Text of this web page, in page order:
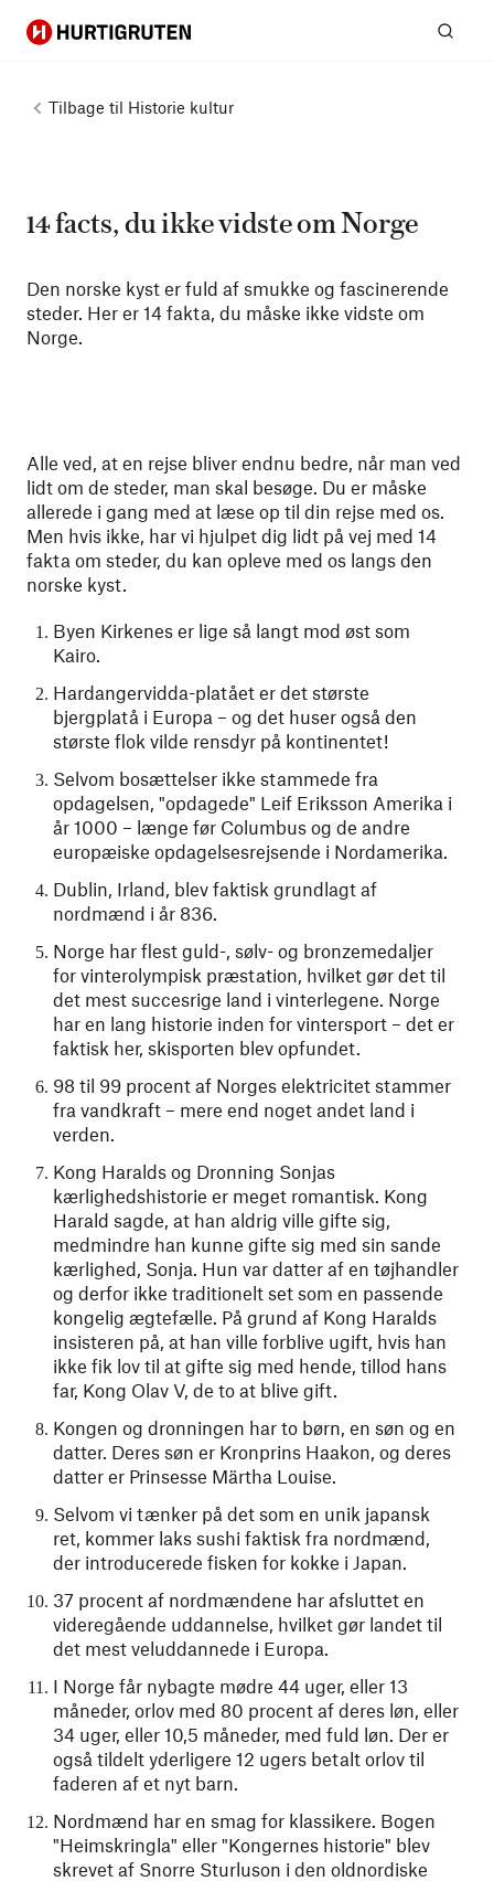
Hurtigruten
Tilbage til Historie kultur
14 facts, du ikke vidste om Norge
Den norske kyst er fuld af smukke og fascinerende
steder. Her er 14 fakta, du måske ikke vidste om
Norge.
Alle ved, at en rejse bliver endnu bedre, når man ved
lidt om de steder, man skal besøge. Du er måske
allerede i gang med at læse op til din rejse med os.
Men hvis ikke, har vi hjulpet dig lidt på vej med 14
fakta om steder, du kan opleve med os langs den
norske kyst.
Byen Kirkenes er lige så langt mod øst som
Kairo.
Hardangervidda-platået er det største
bjergplatå i Europa – og det huser også den
største flok vilde rensdyr på kontinentet!
Selvom bosættelser ikke stammede fra
opdagelsen, "opdagede" Leif Eriksson Amerika i
år 1000 – længe før Columbus og de andre
europæiske opdagelsesrejsende i Nordamerika.
Dublin, Irland, blev faktisk grundlagt af
nordmænd i år 836.
Norge har flest guld-, sølv- og bronzemedaljer
for vinterolympisk præstation, hvilket gør det til
det mest succesrige land i vinterlegene. Norge
har en lang historie inden for vintersport – det er
faktisk her, skisporten blev opfundet.
98 til 99 procent af Norges elektricitet stammer
fra vandkraft – mere end noget andet land i
verden.
Kong Haralds og Dronning Sonjas
kærlighedshistorie er meget romantisk. Kong
Harald sagde, at han aldrig ville gifte sig,
medmindre han kunne gifte sig med sin sande
kærlighed, Sonja. Hun var datter af en tøjhandler
og derfor ikke traditionelt set som en passende
kongelig ægtefælle. På grund af Kong Haralds
insisteren på, at han ville forblive ugift, hvis han
ikke fik lov til at gifte sig med hende, tillod hans
far, Kong Olav V, de to at blive gift.
Kongen og dronningen har to børn, en søn og en
datter. Deres søn er Kronprins Haakon, og deres
datter er Prinsesse Märtha Louise.
Selvom vi tænker på det som en unik japansk
ret, kommer laks sushi faktisk fra nordmænd,
der introducerede fisken for kokke i Japan.
37 procent af nordmændene har afsluttet en
videregående uddannelse, hvilket gør landet til
det mest veluddannede i Europa.
I Norge får nybagte mødre 44 uger, eller 13
måneder, orlov med 80 procent af deres løn, eller
34 uger, eller 10,5 måneder, med fuld løn. Der er
også tildelt yderligere 12 ugers betalt orlov til
faderen af et nyt barn.
Nordmænd har en smag for klassikere. Bogen
"Heimskringla" eller "Kongernes historie" blev
skrevet af Snorre Sturluson i den oldnordiske